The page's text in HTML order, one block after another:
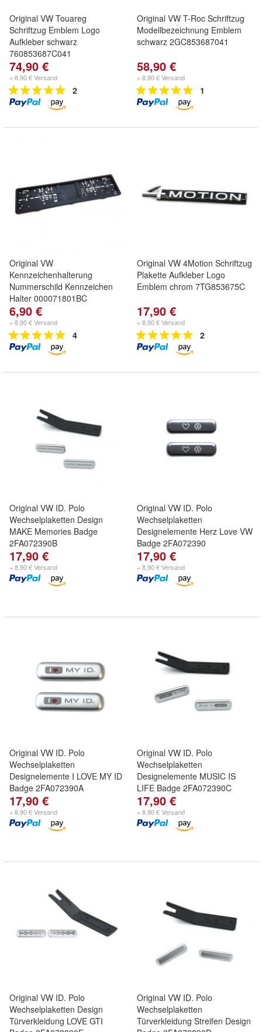
Original VW Touareg
Schriftzug Emblem Logo
Aufkleber schwarz
760853687C041
74,90 €
+ 8,90 € Versand
2
Original VW T-Roc Schriftzug
Modellbezeichnung Emblem
schwarz 2GC853687041
58,90 €
+ 8,90 € Versand
1
Original VW
Kennzeichenhalterung
Nummerschild Kennzeichen
Halter 000071801BC
6,90 €
+ 8,90 € Versand
4
Original VW 4Motion Schriftzug
Plakette Aufkleber Logo
Emblem chrom 7TG853675C
17,90 €
+ 8,90 € Versand
2
Original VW ID. Polo
Wechselplaketten Design
MAKE Memories Badge
2FA072390B
17,90 €
+ 8,90 € Versand
Original VW ID. Polo
Wechselplaketten
Designelemente Herz Love VW
Badge 2FA072390
17,90 €
+ 8,90 € Versand
Original VW ID. Polo
Wechselplaketten
Designelemente I LOVE MY ID
Badge 2FA072390A
17,90 €
+ 8,90 € Versand
Original VW ID. Polo
Wechselplaketten
Designelemente MUSIC IS
LIFE Badge 2FA072390C
17,90 €
+ 8,90 € Versand
Original VW ID. Polo
Wechselplaketten Design
Türverkleidung LOVE GTI
Original VW ID. Polo
Wechselplaketten
Türverkleidung Streifen Design